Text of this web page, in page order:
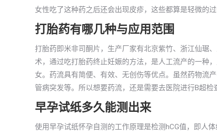
女性吃了这种药之后还会出现皮疹，这些都算是轻微的
打胎药有哪几种与应用范围
打胎药即米非司酮片，生产厂家有北京紫竹、浙江仙琚
术，通过吃打胎药终止妊娠的方法，是人工流产的一种
女。药流具有简便、有效、无创伤等优点。虽然药物流
管病突发等。所以想要药流，还是需要去医院进行B超检
早孕试纸多久能测出来
使用早孕试纸怀孕自测的工作原理是检测hCG值，即人